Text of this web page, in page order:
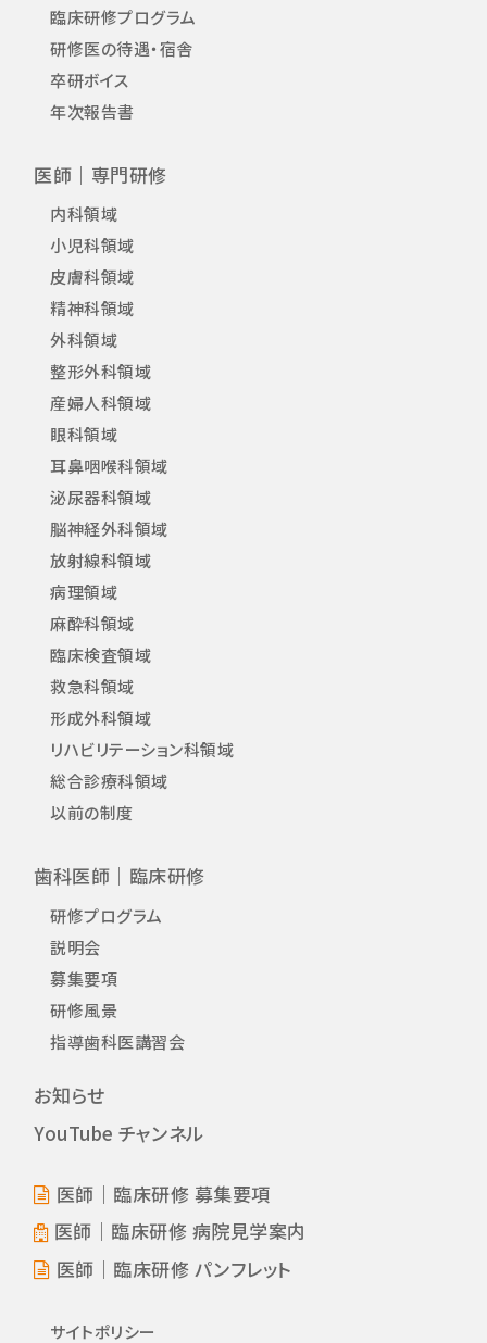
臨床研修プログラム
研修医の待遇・宿舎
卒研ボイス
年次報告書
医師｜専門研修
内科領域
小児科領域
皮膚科領域
精神科領域
外科領域
整形外科領域
産婦人科領域
眼科領域
耳鼻咽喉科領域
泌尿器科領域
脳神経外科領域
放射線科領域
病理領域
麻酔科領域
臨床検査領域
救急科領域
形成外科領域
リハビリテーション科領域
総合診療科領域
以前の制度
歯科医師｜臨床研修
研修プログラム
説明会
募集要項
研修風景
指導歯科医講習会
お知らせ
YouTube チャンネル
医師｜臨床研修 募集要項
医師｜臨床研修 病院見学案内
医師｜臨床研修 パンフレット
サイトポリシー